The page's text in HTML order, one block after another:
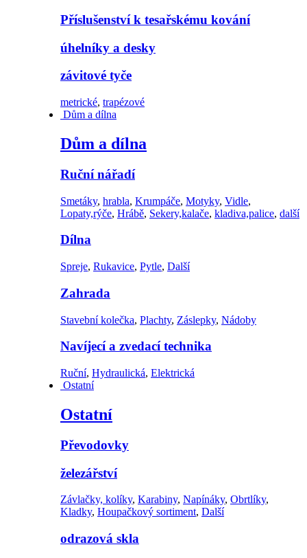
Příslušenství k tesařskému kování
úhelníky a desky
závitové tyče
metrické, trapézové
Dům a dílna
Dům a dílna
Ruční nářadí
Smetáky, hrabla, Krumpáče, Motyky, Vidle,
Lopaty,rýče, Hrábě, Sekery,kalače, kladiva,palice, další
Dílna
Spreje, Rukavice, Pytle, Další
Zahrada
Stavební kolečka, Plachty, Záslepky, Nádoby
Navíjecí a zvedací technika
Ruční, Hydraulická, Elektrická
Ostatní
Ostatní
Převodovky
železářství
Závlačky, kolíky, Karabiny, Napínáky, Obrtlíky,
Kladky, Houpačkový sortiment, Další
odrazová skla